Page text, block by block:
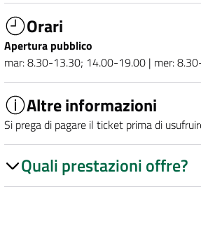
Orari
Apertura pubblico
mar: 8.30-13.30; 14.00-19.00 | mer:
Altre informazioni
Si prega di pagare il ticket prima di
Quali prestazioni offre?